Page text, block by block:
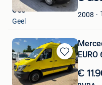
Mijn
Favorieten
2008
OCJ
Geel
Bewaren
in
Mijn
EURO
€